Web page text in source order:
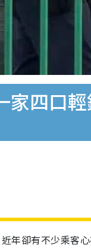
家四口
年卻有不少乘客